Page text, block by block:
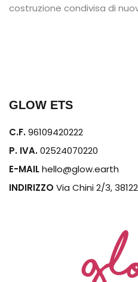
costruzione condivisa di
GLOW ETS
C.F.96109420222
P. IVA.02524070220
E-MAILhello@glow.earth
INDIRIZZO Via Chini 2/3,